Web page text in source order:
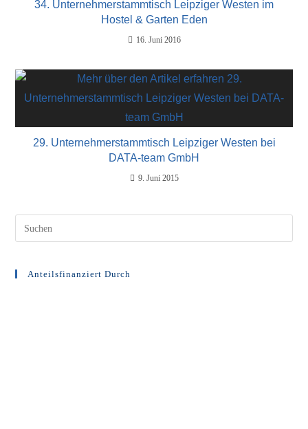
34. Unternehmerstammtisch Leipziger Westen im
Hostel & Garten Eden
16. Juni 2016
29. Unternehmerstammtisch Leipziger Westen bei
DATA-team GmbH
9. Juni 2015
Anteilsfinanziert Durch